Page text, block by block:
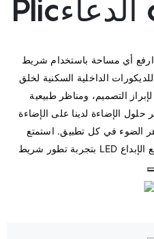
ارفع أي مساحة باستخدام شريط LED المتميز، المصمم من أجل